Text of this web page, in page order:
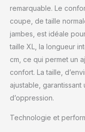
remarquable. Le
coupe, de taille
jambes, est idéale
taille XL, la longueur
cm, ce qui permet un
confort. La taille,
ajustable, garantissant
d’oppression.
Technologie et